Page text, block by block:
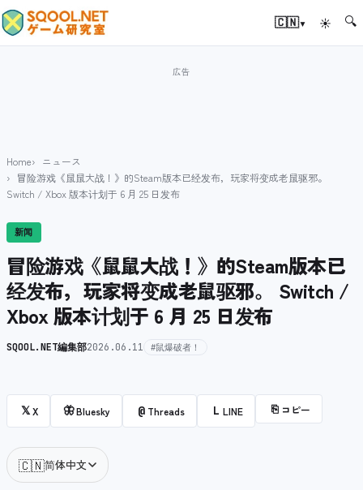
🇨🇳▾ ☀ 🔍
Home
ニュース
冒险游戏《鼠鼠大战！》的Steam版本已经发布，玩家将变成老鼠驱邪。
Switch / Xbox 版本计划于 6 月 25 日发布
新闻
冒险游戏《鼠鼠大战！》的Steam版本已
经发布，玩家将变成老鼠驱邪。 Switch /
Xbox 版本计划于 6 月 25 日发布
SQOOL.NET編集部2026.06.11 #鼠爆破者！
𝕏X 🦋Bluesky @ Threads L LINE ⎘ コピー
🇨🇳简体中文